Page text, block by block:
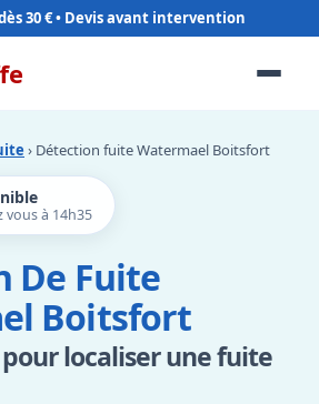
30 €
› Détection fuite Watermael Boitsfort
vous à 14h35
De Fuite
Boitsfort
localiser une fuite